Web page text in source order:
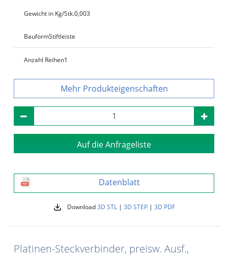
Gewicht in Kg/Stk.0,003
BauformStiftleiste
Anzahl Reihen1
Produkteigenschaften
Auf die Anfrageliste
Datenblatt
Download3D STL| 3D STEP| 3D PDF
Platinen-Steckverbinder, preisw. Ausf.,